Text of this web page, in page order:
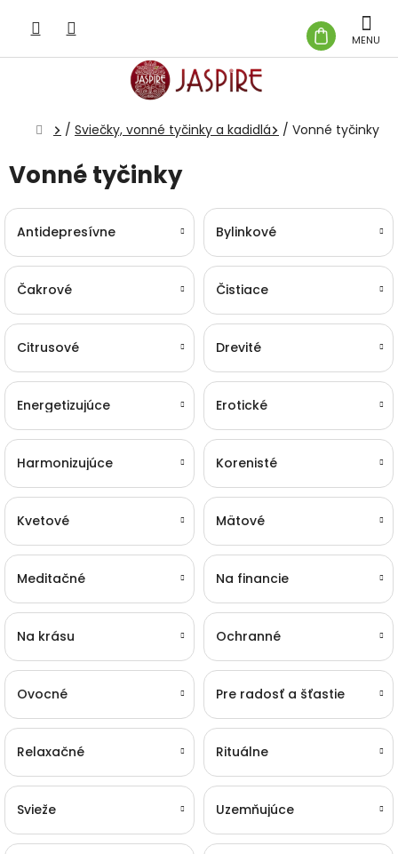
obsah
KOŠÍK
Domov
/ Sviečky, vonné tyčinky a kadidlá / Vonné tyčinky
Vonné tyčinky
Antidepresívne Bylinkové
Čakrové Čistiace
Citrusové Drevité
Energetizujúce Erotické
Harmonizujúce Korenisté
Kvetové Mätové
Meditačné Na financie
Na krásu Ochranné
Ovocné Pre radosť a šťastie
Relaxačné Rituálne
Svieže Uzemňujúce